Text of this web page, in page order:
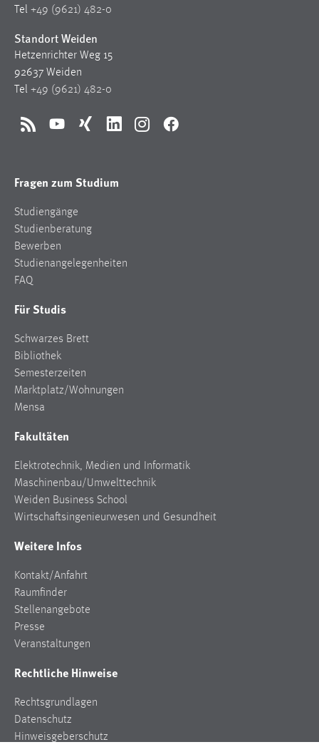
Tel +49 (9621) 482-0
Standort Weiden
Hetzenrichter Weg 15
92637 Weiden
Tel +49 (9621) 482-0
RSS YouTubeXing LinkedInInstagramFacebook
Fragen zum Studium
Studiengänge
Studienberatung
Bewerben
Studienangelegenheiten
FAQ
Für Studis
Schwarzes Brett
Bibliothek
Semesterzeiten
Marktplatz/Wohnungen
Mensa
Fakultäten
Elektrotechnik, Medien und Informatik
Maschinenbau/Umwelttechnik
Weiden Business School
Wirtschaftsingenieurwesen und Gesundheit
Weitere Infos
Kontakt/Anfahrt
Raumfinder
Stellenangebote
Presse
Veranstaltungen
Rechtliche Hinweise
Rechtsgrundlagen
Datenschutz
Hinweisgeberschutz